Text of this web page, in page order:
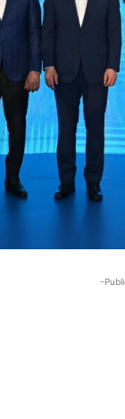
-